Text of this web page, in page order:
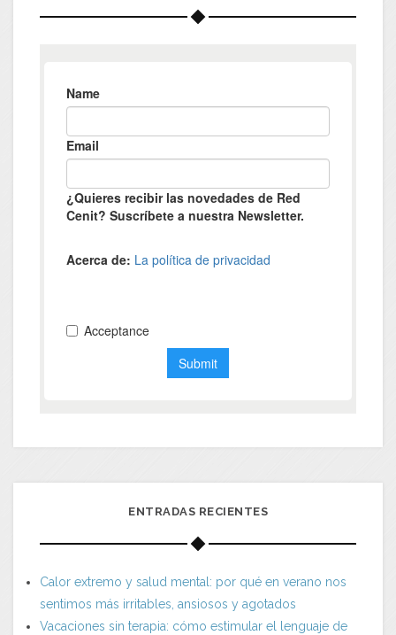
ENTRADAS RECIENTES
Calor extremo y salud mental: por qué en verano nos
sentimos más irritables, ansiosos y agotados
Vacaciones sin terapia: cómo estimular el lenguaje de